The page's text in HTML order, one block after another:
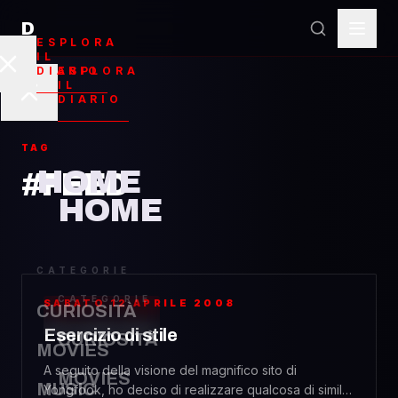
ESPLORA
IL
DIARIO
HOME
CATEGORIE
CURIOSITÀ
MOVIES
MUSIC
D
ESPLORA
IL
DIARIO
HOME
CATEGORIE
CURIOSITÀ
MOVIES
TAG
#FEED
WEBDESIGN
SABATO 12 APRILE 2008
Esercizio di stile
A seguito della visione del magnifico sito di
Yongfook, ho deciso di realizzare qualcosa di simile